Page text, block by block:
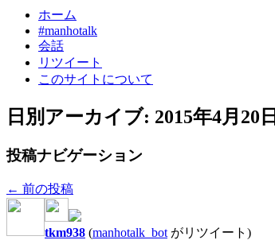
ホーム
#manhotalk
会話
リツイート
このサイトについて
日別アーカイブ: 2015年4月20日
投稿ナビゲーション
← 前の投稿
tkm938 (manhotalk_bot がリツイート)